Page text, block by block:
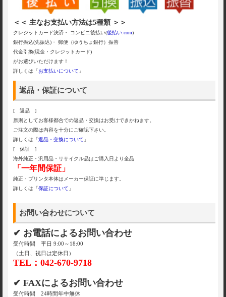
＜＜ 主なお支払い方法は5種類 ＞＞
クレジットカード決済・ コンビニ後払い(後払い.com)
銀行振込(先振込)・ 郵便（ゆうちょ銀行）振替
代金引換(現金・クレジットカード)
がお選びいただけます！
詳しくは「お支払いについて 」
返品・保証について
[ 返品 ]
原則としてお客様都合での返品・交換はお受けできかねます。
ご注文の際は内容を十分にご確認下さい。
詳しくは「返品・交換について 」
[ 保証 ]
海外純正・汎用品・リサイクル品はご購入日より全品
「一年間保証」
純正・プリンタ本体はメーカー保証に準じます。
詳しくは「保証について 」
お問い合わせについて
✔ お電話によるお問い合わせ
受付時間 平日 9:00～18:00
（土日、祝日は定休日）
TEL：042-670-9718
✔ FAXによるお問い合わせ
受付時間 24時間年中無休